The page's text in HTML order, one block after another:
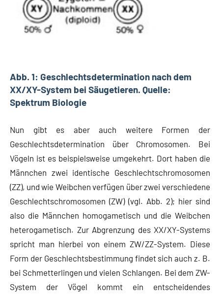
Abb. 1: Geschlechtsdetermination nach dem
XX/XY-System bei Säugetieren. Quelle:
Spektrum Biologie
Nun gibt es aber auch weitere Formen der
Geschlechtsdetermination über Chromosomen. Bei
Vögeln ist es beispielsweise umgekehrt. Dort haben die
Männchen zwei identische Geschlechtschromosomen
(ZZ), und wie Weibchen verfügen über zwei verschiedene
Geschlechtschromosomen (ZW) (vgl. Abb. 2); hier sind
also die Männchen homogametisch und die Weibchen
heterogametisch. Zur Abgrenzung des XX/XY-Systems
spricht man hierbei von einem ZW/ZZ-System. Diese
Form der Geschlechtsbestimmung findet sich auch z. B.
bei Schmetterlingen und vielen Schlangen. Bei dem ZW-
System der Vögel kommt ein entscheidendes